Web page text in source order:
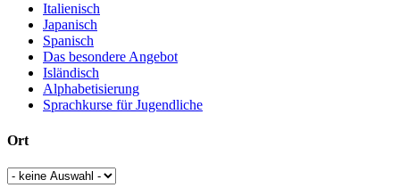
Italienisch
Japanisch
Spanisch
Das besondere Angebot
Isländisch
Alphabetisierung
Sprachkurse für Jugendliche
Ort